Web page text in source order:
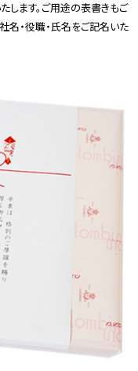
します。ご用途の表書きもご
・役職・氏名をご記名いた